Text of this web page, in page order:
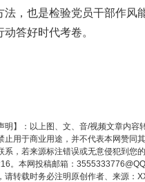
法，也是检验党员干部作风
动答好时代考卷。
明】：以上图、文、音/视频文章内
止用于商业用途，并不代表本网赞同
系，若来源标注错误或无意侵犯到您
。本网投稿邮箱：
请转载时务必注明原创作者、来源：